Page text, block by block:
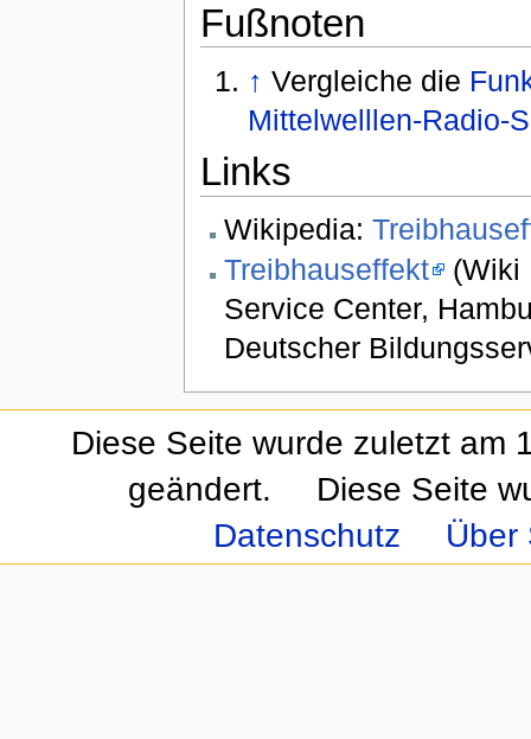
Fußnoten
↑ Vergleiche die
Mittelwelllen-Radio-
Links
Wikipedia:
Treibhauseffekt (Wiki
Service Center,
Deutscher
Diese Seite wurde zuletzt am
geändert.
Diese Seite
Datenschutz
Über